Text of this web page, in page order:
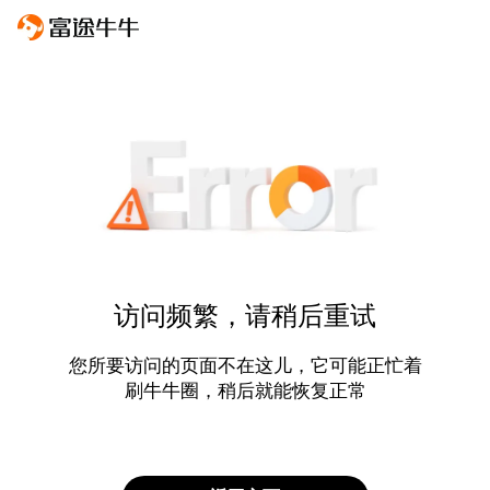
访问频繁，请稍后重试
您所要访问的页面不在这儿，它可能正忙着
刷牛牛圈，稍后就能恢复正常